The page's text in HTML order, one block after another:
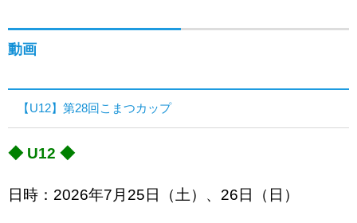
動画
【U12】第28回こまつカップ
◆ U12 ◆
日時：2026年7月25日（土）、26日（日）